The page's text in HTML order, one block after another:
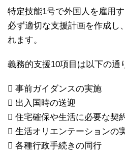
特定技能1号で外国人を雇用
必ず適切な支援計画を作成し
れます。
義務的支援10項目は以下の通
 事前ガイダンスの実施
 出入国時の送迎
 住宅確保や生活に必要な契
 生活オリエンテーションの
 各種行政手続きの同行